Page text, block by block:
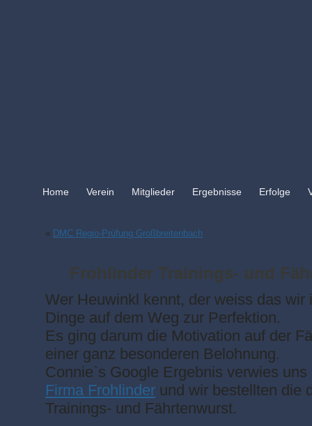
Home Verein Mitglieder Ergebnisse Erfolge
« DMC Regio-Prüfung Großbreitenbach
Frohlinder Trainings- und
Wer Heuwinkl kennt, der weiss das wir
Dinge auf dem Weg zur Perfektion.
Es ging darum die Motivation auf der
einer ganz besonderen Belohnung.
Connie`s Google Ergebnis verwies
Firma Frohlinder und wir bestellten die
Trainings- und Fährtenwurst.